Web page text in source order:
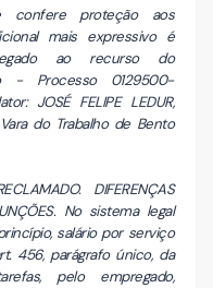
confere proteção aos
mais expressivo é
ao recurso do
- Processo 0129500-
JOSÉ FELIPE LEDUR,
do Trabalho de Bento
DIFERENÇAS
No sistema legal
salário por serviço
456, parágrafo único, da
pelo empregado,